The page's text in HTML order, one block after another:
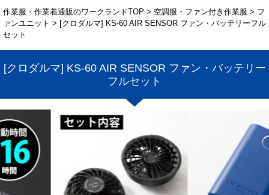
作業服・作業着通販のワークランドTOP > 空調服・ファン付き作業服 > フ
ァンユニット > [クロダルマ] KS-60 AIR SENSOR ファン・バッテリーフル
セット
[クロダルマ] KS-60 AIR SENSOR ファン・バッテリー
フルセット